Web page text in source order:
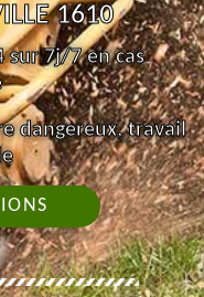
1610
sur 7j/7 en cas
dangereux, travail